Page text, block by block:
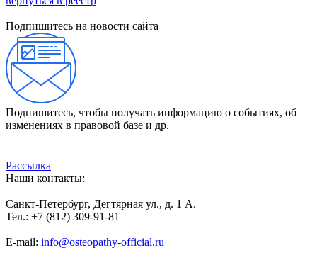
Подпишитесь на новости сайта
Подпишитесь, чтобы получать информацию о событиях, об
изменениях в правовой базе и др.
Рассылка
Наши контакты:
Санкт-Петербург, Дегтярная ул., д. 1 А.
Тел.: +7 (812) 309-91-81
E-mail: info@osteopathy-official.ru